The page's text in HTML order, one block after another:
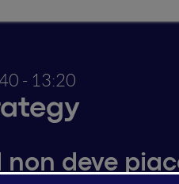
- 13:20
non deve